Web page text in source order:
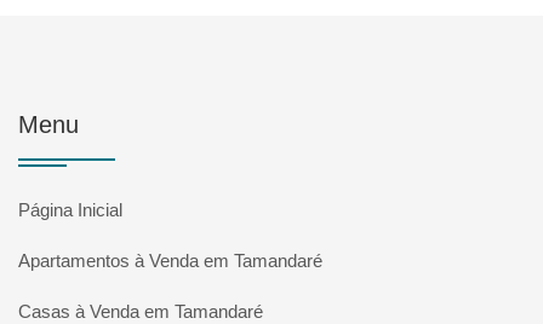
Menu
Página Inicial
Apartamentos à Venda em Tamandaré
Casas à Venda em Tamandaré